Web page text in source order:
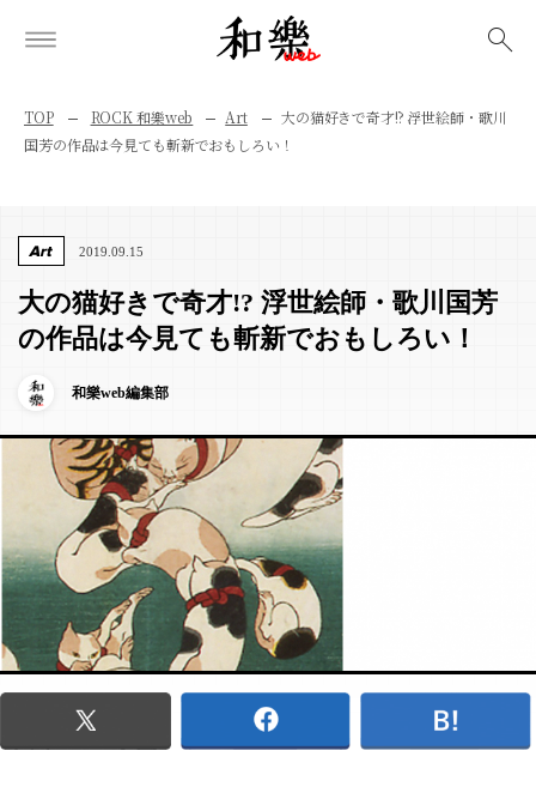
TOP ROCK 和樂web Art
大の猫好きで奇才!? 浮世絵師・歌川
国芳の作品は今見ても斬新でおもしろい！
Art 2019.09.15
大の猫好きで奇才!? 浮世絵師・歌川国芳
の作品は今見ても斬新でおもしろい！
和樂web編集部